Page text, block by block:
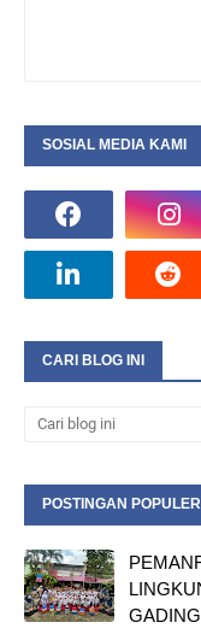
SOSIAL MEDIA KAMI
CARI BLOG INI
POSTINGAN POPULER